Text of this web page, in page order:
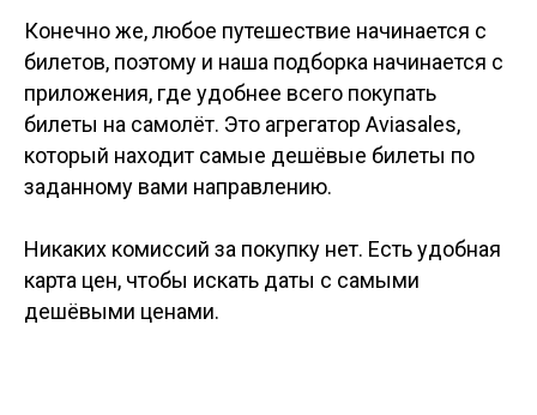
Конечно же, любое путешествие начинается с
билетов, поэтому и наша подборка начинается с
приложения, где удобнее всего покупать
билеты на самолёт. Это агрегатор Aviasales,
который находит самые дешёвые билеты по
заданному вами направлению.
Никаких комиссий за покупку нет. Есть удобная
карта цен, чтобы искать даты с самыми
дешёвыми ценами.